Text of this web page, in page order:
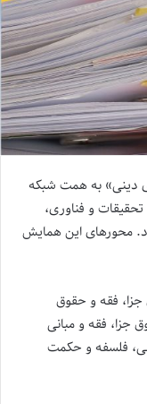
دینی» به همت شبکه
و فناوری،
محورهای‌‌ این همایش
فقه و حقوق
جزا، فقه و مبانی
فلسفه و حکمت